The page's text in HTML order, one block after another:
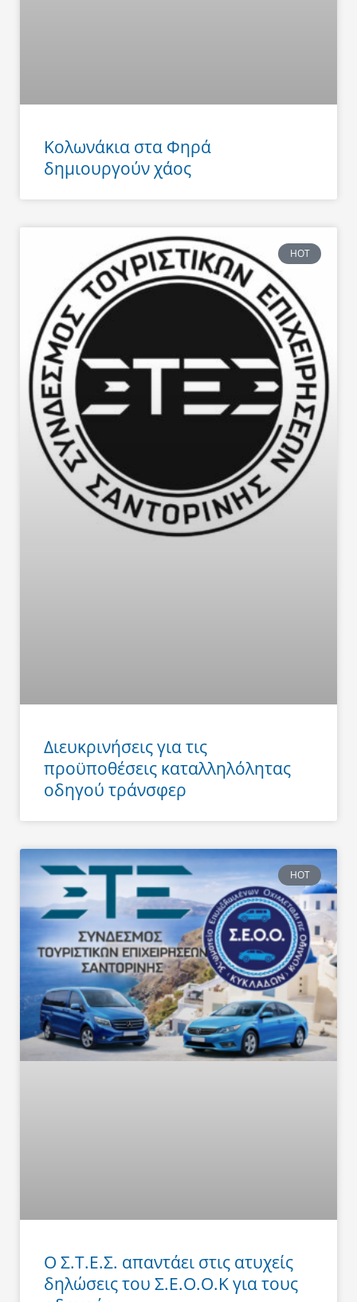
Κολωνάκια στα Φηρά
δημιουργούν χάος
HOT
Διευκρινήσεις για τις
προϋποθέσεις καταλληλόλητας
οδηγού τράνσφερ
HOT
Ο Σ.Τ.Ε.Σ. απαντάει στις ατυχείς
δηλώσεις του Σ.Ε.Ο.Ο.Κ για τους